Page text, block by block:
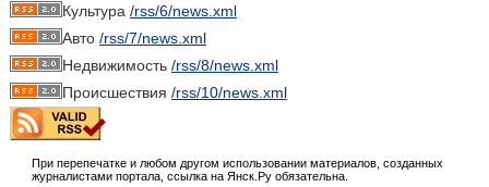
Культура /rss/6/news.xml
Авто /rss/7/news.xml
Недвижимость /rss/8/news.xml
Происшествия /rss/10/news.xml
При перепечатке и любом другом использовании материалов, созданных
журналистами портала, ссылка на Янск.Ру обязательна.